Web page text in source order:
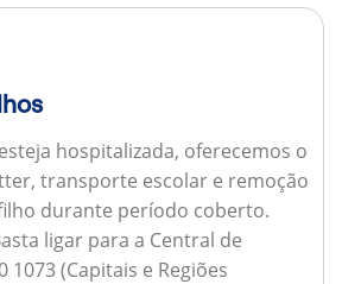
hospitalizada, oferecemos o
transporte escolar e remoção
durante período coberto.
ligar para a Central de
(Capitais e Regiões